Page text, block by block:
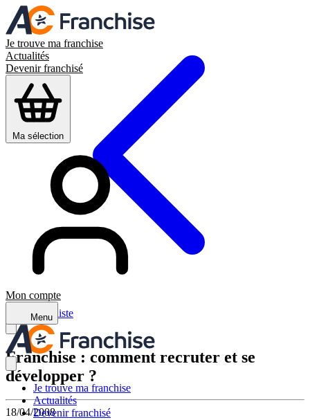
Je trouve ma franchise
Actualités
Devenir franchisé
Ma sélection
Mon compte
Menu
Je trouve ma franchise
Actualités
Devenir franchisé
Retour à la liste
Franchise : comment recruter et se
développer ?
18/04/2008